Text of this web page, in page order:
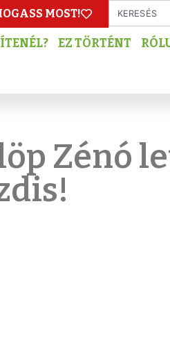
MOST!
EZ TÖRTÉNT
Zénó